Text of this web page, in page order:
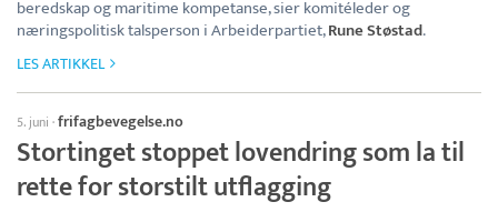
beredskap og maritime kompetanse, sier komitéleder og
næringspolitisk talsperson i Arbeiderpartiet,Rune Støstad.
LES ARTIKKEL
5. juni ·frifagbevegelse.no
Stortinget stoppet lovendring som la til
rette for storstilt utflagging